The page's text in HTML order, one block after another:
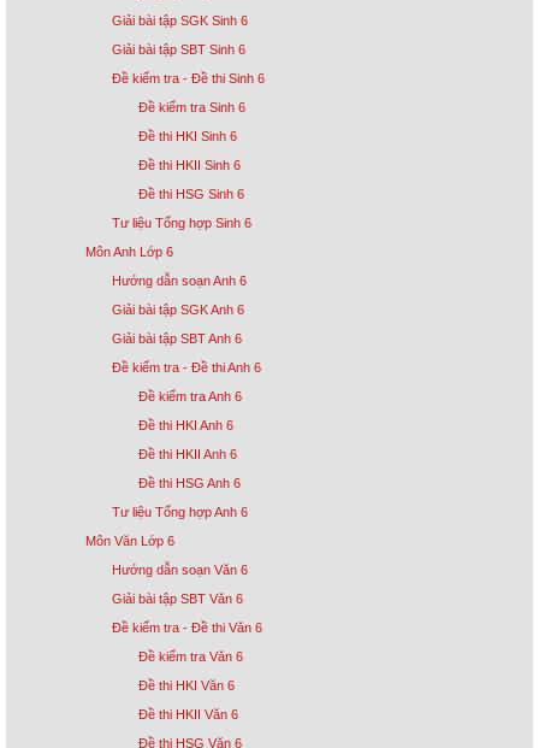
Giải bài tập SGK Sinh 6
Giải bài tập SBT Sinh 6
Đề kiểm tra - Đề thi Sinh 6
Đề kiểm tra Sinh 6
Đề thi HKI Sinh 6
Đề thi HKII Sinh 6
Đề thi HSG Sinh 6
Tư liệu Tổng hợp Sinh 6
Môn Anh Lớp 6
Hướng dẫn soạn Anh 6
Giải bài tập SGK Anh 6
Giải bài tập SBT Anh 6
Đề kiểm tra - Đề thi Anh 6
Đề kiểm tra Anh 6
Đề thi HKI Anh 6
Đề thi HKII Anh 6
Đề thi HSG Anh 6
Tư liệu Tổng hợp Anh 6
Môn Văn Lớp 6
Hướng dẫn soạn Văn 6
Giải bài tập SBT Văn 6
Đề kiểm tra - Đề thi Văn 6
Đề kiểm tra Văn 6
Đề thi HKI Văn 6
Đề thi HKII Văn 6
Đề thi HSG Văn 6